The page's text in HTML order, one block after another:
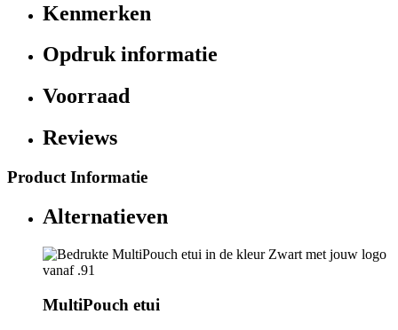
Kenmerken
Opdruk informatie
Voorraad
Reviews
Product Informatie
Alternatieven
MultiPouch etui